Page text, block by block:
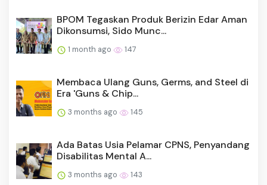
BPOM Tegaskan Produk Berizin Edar Aman
Dikonsumsi, Sido Munc...
1 month ago 147
Membaca Ulang Guns, Germs, and Steel di
Era 'Guns & Chip...
3 months ago 145
Ada Batas Usia Pelamar CPNS, Penyandang
Disabilitas Mental A...
3 months ago 143